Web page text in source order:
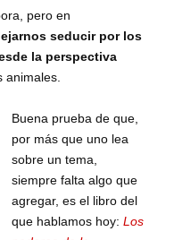
pero en
seducir por los
la perspectiva
animales.
Buena prueba de que,
por más que uno lea
sobre un tema,
siempre falta algo que
agregar, es el libro del
que hablamos hoy: Los